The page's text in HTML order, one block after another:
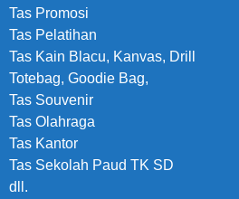
Tas Promosi
Tas Pelatihan
Tas Kain Blacu, Kanvas, Drill
Totebag, Goodie Bag,
Tas Souvenir
Tas Olahraga
Tas Kantor
Tas Sekolah Paud TK SD
dll.